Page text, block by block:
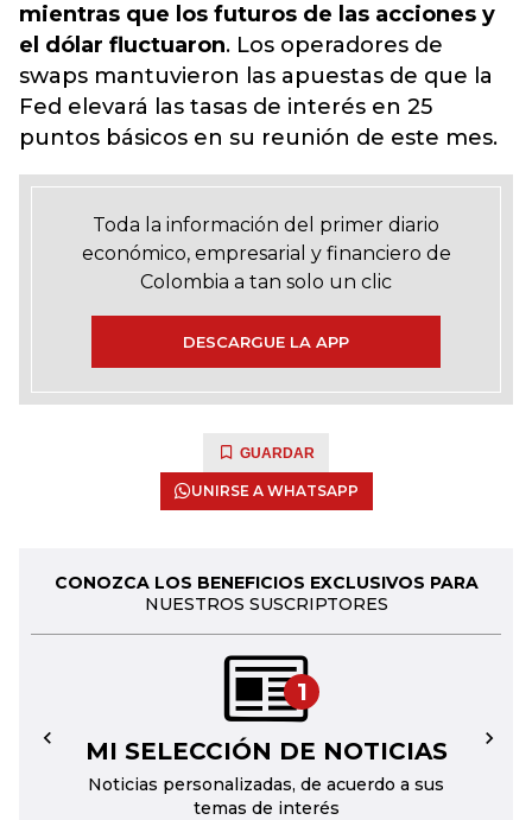
mientras que los futuros de las acciones y
el dólar fluctuaron. Los operadores de
swaps mantuvieron las apuestas de que la
Fed elevará las tasas de interés en 25
puntos básicos en su reunión de este mes.
Toda la información del primer diario
económico, empresarial y financiero de
Colombia a tan solo un clic
DESCARGUE LA APP
GUARDAR
UNIRSE A WHATSAPP
CONOZCA LOS BENEFICIOS EXCLUSIVOS PARA
NUESTROS SUSCRIPTORES
1
MI SELECCIÓN DE NOTICIAS
Noticias personalizadas, de acuerdo a sus
temas de interés
← →